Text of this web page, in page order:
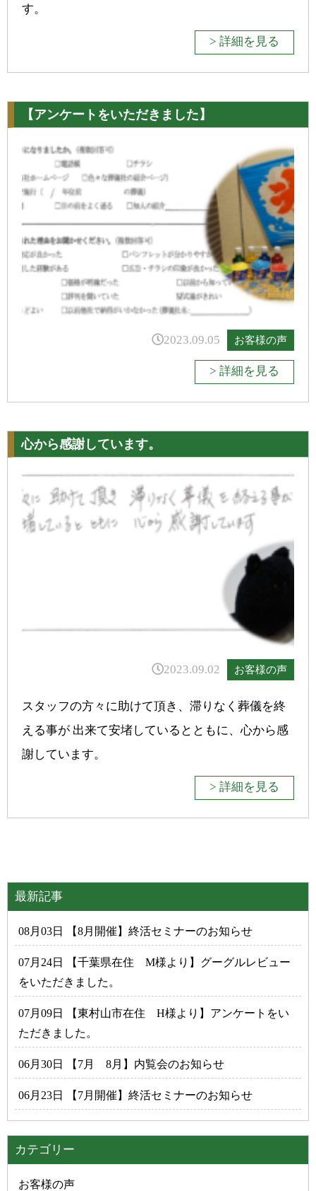
す。
> 詳細を見る
【アンケートをいただきました】
2023.09.05 お客様の声
> 詳細を見る
心から感謝しています。
2023.09.02 お客様の声
スタッフの方々に助けて頂き、滞りなく葬儀を終
える事が 出来て安堵しているとともに、心から感
謝しています。
> 詳細を見る
最新記事
08月03日 【8月開催】終活セミナーのお知らせ
07月24日 【千葉県在住 M様より】グーグルレビュー
をいただきました。
07月09日 【東村山市在住 H様より】アンケートをい
ただきました。
06月30日 【7月 8月】内覧会のお知らせ
06月23日 【7月開催】終活セミナーのお知らせ
カテゴリー
お客様の声